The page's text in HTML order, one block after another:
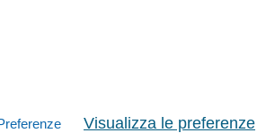
Visualizza le preferenze